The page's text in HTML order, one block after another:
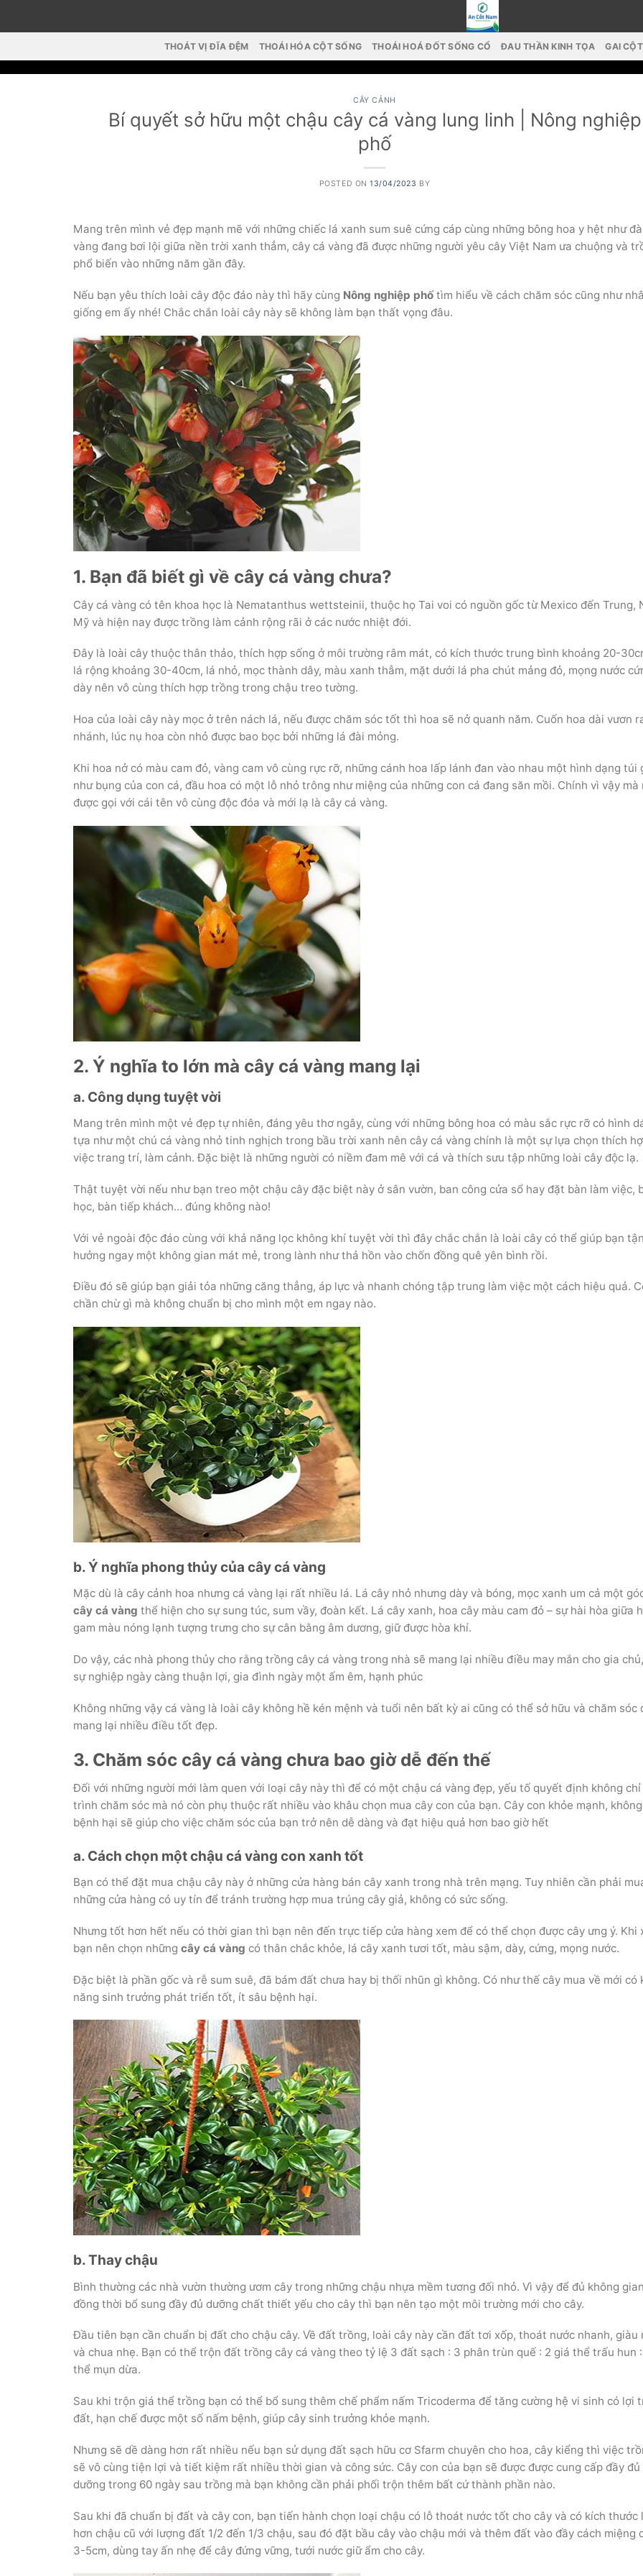
THOÁT VỊ ĐĨA ĐỆM THOÁI HÓA CỘT SỐNG THOÁI HOÁ ĐỐT SỐNG CỔ ĐAU THẦN KINH TỌA GAI
CÂY CẢNH
Bí quyết sở hữu một chậu cây cá vàng lung linh | Nông nghiệp
phố
POSTED ON13/04/2023 BY
Mang trên mình vẻ đẹp mạnh mẽ với những chiếc lá xanh sum suê cứng cáp cùng những bông hoa y hệt như
vàng đang bơi lội giữa nền trời xanh thẳm, cây cá vàng đã được những người yêu cây Việt Nam ưa chuộng và
phổ biến vào những năm gần đây.
Nếu bạn yêu thích loài cây độc đáo này thì hãy cùng Nông nghiệp phốtìm hiểu về cách chăm sóc cũng như
giống em ấy nhé! Chắc chắn loài cây này sẽ không làm bạn thất vọng đâu.
1. Bạn đã biết gì về cây cá vàng chưa?
Cây cá vàng có tên khoa học là Nematanthus wettsteinii, thuộc họ Tai voi có nguồn gốc từ Mexico đến Trung,
Mỹ và hiện nay được trồng làm cảnh rộng rãi ở các nước nhiệt đới.
Đây là loài cây thuộc thân thảo, thích hợp sống ở môi trường râm mát, có kích thước trung bình khoảng 20-
lá rộng khoảng 30-40cm, lá nhỏ, mọc thành dây, màu xanh thẫm, mặt dưới lá pha chút mảng đỏ, mọng nước
dày nên vô cùng thích hợp trồng trong chậu treo tường.
Hoa của loài cây này mọc ở trên nách lá, nếu được chăm sóc tốt thì hoa sẽ nở quanh năm. Cuốn hoa dài vươn
nhánh, lúc nụ hoa còn nhỏ được bao bọc bởi những lá đài mỏng.
Khi hoa nở có màu cam đỏ, vàng cam vô cùng rực rỡ, những cánh hoa lấp lánh đan vào nhau một hình dạng túi
như bụng của con cá, đầu hoa có một lỗ nhỏ trông như miệng của những con cá đang săn mồi. Chính vì vậy mà
được gọi với cái tên vô cùng độc đóa và mới lạ là cây cá vàng.
2. Ý nghĩa to lớn mà cây cá vàng mang lại
a. Công dụng tuyệt vời
Mang trên mình một vẻ đẹp tự nhiên, đáng yêu thơ ngây, cùng với những bông hoa có màu sắc rực rỡ có hình
tựa như một chú cá vàng nhỏ tinh nghịch trong bầu trời xanh nên cây cá vàng chính là một sự lựa chọn thích
việc trang trí, làm cảnh. Đặc biệt là những người có niềm đam mê với cá và thích sưu tập những loài cây độc lạ.
Thật tuyệt vời nếu như bạn treo một chậu cây đặc biệt này ở sân vườn, ban công cửa sổ hay đặt bàn làm việc,
học, bàn tiếp khách… đúng không nào!
Với vẻ ngoài độc đáo cùng với khả năng lọc không khí tuyệt vời thì đây chắc chắn là loài cây có thể giúp bạn
hưởng ngay một không gian mát mẻ, trong lành như thả hồn vào chốn đồng quê yên bình rồi.
Điều đó sẽ giúp bạn giải tỏa những căng thẳng, áp lực và nhanh chóng tập trung làm việc một cách hiệu quả.
chần chừ gì mà không chuẩn bị cho mình một em ngay nào.
b. Ý nghĩa phong thủy của cây cá vàng
Mặc dù là cây cảnh hoa nhưng cá vàng lại rất nhiều lá. Lá cây nhỏ nhưng dày và bóng, mọc xanh um cả một
cây cá vàng thể hiện cho sự sung túc, sum vầy, đoàn kết. Lá cây xanh, hoa cây màu cam đỏ – sự hài hòa giữa
gam màu nóng lạnh tượng trưng cho sự cân bằng âm dương, giữ được hòa khí.
Do vậy, các nhà phong thủy cho rằng trồng cây cá vàng trong nhà sẽ mang lại nhiều điều may mắn cho gia
sự nghiệp ngày càng thuận lợi, gia đình ngày một ấm êm, hạnh phúc
Không những vậy cá vàng là loài cây không hề kén mệnh và tuổi nên bất kỳ ai cũng có thể sở hữu và chăm sóc
mang lại nhiều điều tốt đẹp.
3. Chăm sóc cây cá vàng chưa bao giờ dễ đến thế
Đối với những người mới làm quen với loại cây này thì để có một chậu cá vàng đẹp, yếu tố quyết định không
trình chăm sóc mà nó còn phụ thuộc rất nhiều vào khâu chọn mua cây con của bạn. Cây con khỏe mạnh,
bệnh hại sẽ giúp cho việc chăm sóc của bạn trở nên dễ dàng và đạt hiệu quả hơn bao giờ hết
a. Cách chọn một chậu cá vàng con xanh tốt
Bạn có thể đặt mua chậu cây này ở những cửa hàng bán cây xanh trong nhà trên mạng. Tuy nhiên cần phải
những cửa hàng có uy tín để tránh trường hợp mua trúng cây giả, không có sức sống.
Nhưng tốt hơn hết nếu có thời gian thì bạn nên đến trực tiếp cửa hàng xem để có thể chọn được cây ưng ý. Khi
bạn nên chọn những cây cá vàng có thân chắc khỏe, lá cây xanh tươi tốt, màu sậm, dày, cứng, mọng nước.
Đặc biệt là phần gốc và rễ sum suê, đã bám đất chưa hay bị thối nhũn gì không. Có như thế cây mua về mới có
năng sinh trưởng phát triển tốt, ít sâu bệnh hại.
b. Thay chậu
Bình thường các nhà vườn thường ươm cây trong những chậu nhựa mềm tương đối nhỏ. Vì vậy để đủ không
đồng thời bổ sung đầy đủ dưỡng chất thiết yếu cho cây thì bạn nên tạo một môi trường mới cho cây.
Đầu tiên bạn cần chuẩn bị đất cho chậu cây. Về đất trồng, loài cây này cần đất tơi xốp, thoát nước nhanh, giàu
và chua nhẹ. Bạn có thể trộn đất trồng cây cá vàng theo tỷ lệ 3 đất sạch : 3 phân trùn quế : 2 giá thể trấu hun
thể mụn dừa.
Sau khi trộn giá thể trồng bạn có thể bổ sung thêm chế phẩm nấm Tricoderma để tăng cường hệ vi sinh có lợi
đất, hạn chế được một số nấm bệnh, giúp cây sinh trưởng khỏe mạnh.
Nhưng sẽ dề dàng hơn rất nhiều nếu bạn sử dụng đất sạch hữu cơ Sfarm chuyên cho hoa, cây kiểng thì việc
sẽ vô cùng tiện lợi và tiết kiệm rất nhiều thời gian và công sức. Cây con của bạn sẽ được được cung cấp đầy đủ
dưỡng trong 60 ngày sau trồng mà bạn không cần phải phối trộn thêm bất cứ thành phần nào.
Sau khi đã chuẩn bị đất và cây con, bạn tiến hành chọn loại chậu có lỗ thoát nước tốt cho cây và có kích thước
hơn chậu cũ với lượng đất 1/2 đến 1/3 chậu, sau đó đặt bầu cây vào chậu mới và thêm đất vào đầy cách miệng
3-5cm, dùng tay ấn nhẹ để cây đứng vững, tưới nước giữ ẩm cho cây.